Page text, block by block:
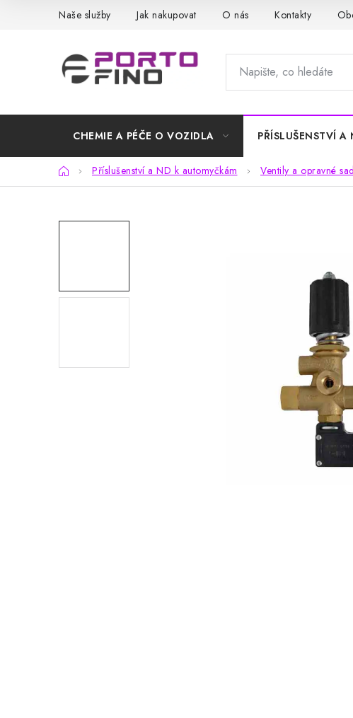
Naše služby Jak nakupovat O nás Kontakty
CHEMIE A PÉČE O VOZIDLA PŘÍSLUŠENSTVÍ
DomůPříslušenství a ND k automyčkám Ventily a opravné